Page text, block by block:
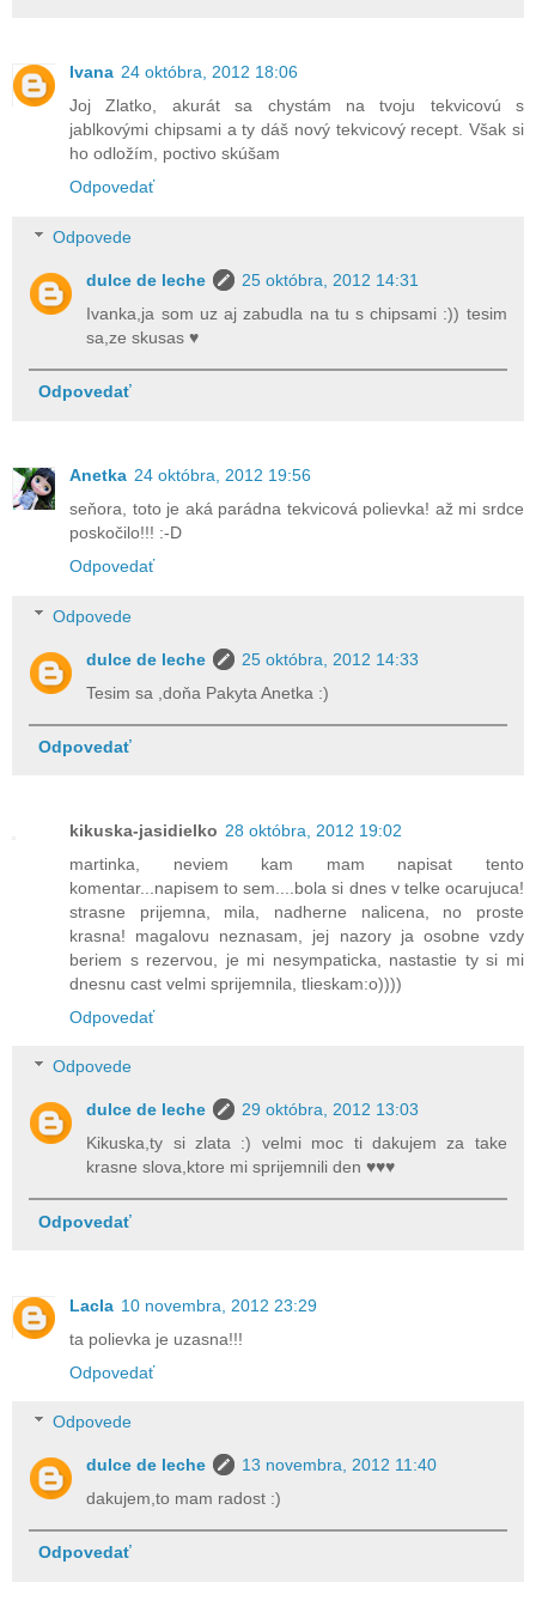
Ivana 24 októbra, 2012 18:06
Joj Zlatko, akurát sa chystám na tvoju tekvicovú s
jablkovými chipsami a ty dáš nový tekvicový recept. Však si
ho odložím, poctivo skúšam
Odpovedať
Odpovede
dulce de leche
25 októbra, 2012 14:31
Ivanka,ja som uz aj zabudla na tu s chipsami :)) tesim
sa,ze skusas ♥
Odpovedať
Anetka 24 októbra, 2012 19:56
seňora, toto je aká parádna tekvicová polievka! až mi srdce
poskočilo!!! :-D
Odpovedať
Odpovede
dulce de leche
25 októbra, 2012 14:33
Tesim sa ,doňa Pakyta Anetka :)
Odpovedať
kikuska-jasidielko 28 októbra, 2012 19:02
martinka, neviem kam mam napisat tento
komentar...napisem to sem....bola si dnes v telke ocarujuca!
strasne prijemna, mila, nadherne nalicena, no proste
krasna! magalovu neznasam, jej nazory ja osobne vzdy
beriem s rezervou, je mi nesympaticka, nastastie ty si mi
dnesnu cast velmi sprijemnila, tlieskam:o))))
Odpovedať
Odpovede
dulce de leche
29 októbra, 2012 13:03
Kikuska,ty si zlata :) velmi moc ti dakujem za take
krasne slova,ktore mi sprijemnili den ♥♥♥
Odpovedať
Lacla 10 novembra, 2012 23:29
ta polievka je uzasna!!!
Odpovedať
Odpovede
dulce de leche
13 novembra, 2012 11:40
dakujem,to mam radost :)
Odpovedať